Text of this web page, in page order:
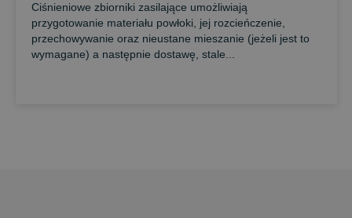
Ciśnieniowe zbiorniki zasilające umożliwiają
przygotowanie materiału powłoki, jej rozcieńczenie,
przechowywanie oraz nieustane mieszanie (jeżeli jest to
wymagane) a następnie dostawę, stale...